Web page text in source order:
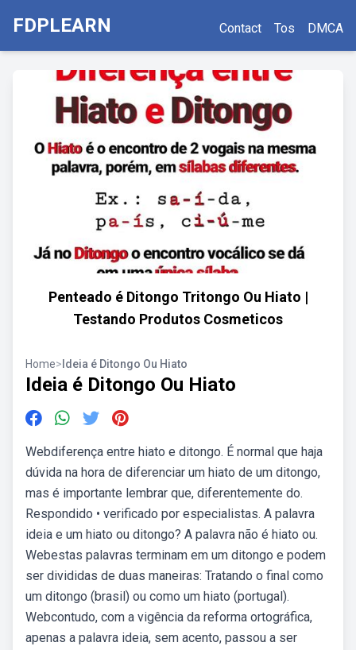
FDPLEARN Contact Tos DMCA
Penteado é Ditongo Tritongo Ou Hiato |
Testando Produtos Cosmeticos
Home> Ideia é Ditongo Ou Hiato
Ideia é Ditongo Ou Hiato
Webdiferença entre hiato e ditongo. É normal que haja
dúvida na hora de diferenciar um hiato de um ditongo,
mas é importante lembrar que, diferentemente do.
Respondido • verificado por especialistas. A palavra
ideia e um hiato ou ditongo? A palavra não é hiato ou.
Webestas palavras terminam em um ditongo e podem
ser divididas de duas maneiras: Tratando o final como
um ditongo (brasil) ou como um hiato (portugal).
Webcontudo, com a vigência da reforma ortográfica,
apenas a palavra ideia, sem acento, passou a ser